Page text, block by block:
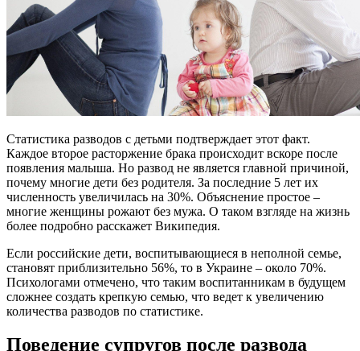
Статистика разводов с детьми подтверждает этот факт.
Каждое второе расторжение брака происходит вскоре после
появления малыша. Но развод не является главной причиной,
почему многие дети без родителя. За последние 5 лет их
численность увеличилась на 30%. Объяснение простое –
многие женщины рожают без мужа. О таком взгляде на жизнь
более подробно расскажет Википедия.
Если российские дети, воспитывающиеся в неполной семье,
становят приблизительно 56%, то в Украине – около 70%.
Психологами отмечено, что таким воспитанникам в будущем
сложнее создать крепкую семью, что ведет к увеличению
количества разводов по статистике.
Поведение супругов после развода